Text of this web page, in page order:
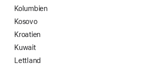
Kolumbien
Kosovo
Kroatien
Kuwait
Lettland